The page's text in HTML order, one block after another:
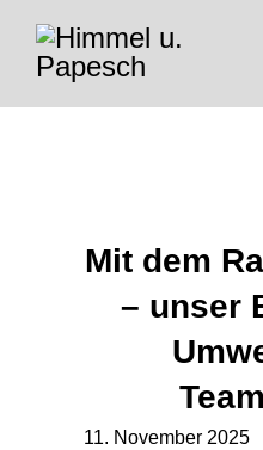
Zum
Inhalt
HG
Mit dem
– unser
11. November 2025